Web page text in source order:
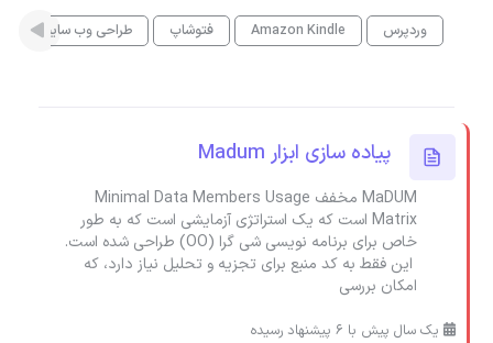
وردپرس
Amazon Kindle فتوشاپ طراحی وب سایت
پیاده سازی ابزار Madum
MaDUM مخفف Minimal Data Members Usage
Matrix است که یک استراتژی آزمایشی است که به طور
خاص برای برنامه نویسی شی گرا (OO) طراحی شده است.
این فقط به کد منبع برای تجزیه و تحلیل نیاز دارد، که
امکان بررسی
یک سال پیش با 6 پیشنهاد رسیده